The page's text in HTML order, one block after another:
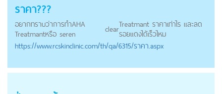
ราคา???
อยากทราบว่าการทำAHA
Treatmantหรือ seren
clearTreatmant ราคาเท่าไร และลด
รอยแดงได้เร็วไหม
https://www.rcskinclinic.com/th/qa/6315/ราคา.aspx